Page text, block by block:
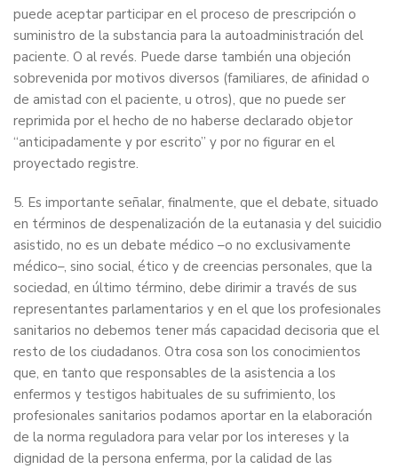
puede aceptar participar en el proceso de prescripción o
suministro de la substancia para la autoadministración del
paciente. O al revés. Puede darse también una objeción
sobrevenida por motivos diversos (familiares, de afinidad o
de amistad con el paciente, u otros), que no puede ser
reprimida por el hecho de no haberse declarado objetor
“anticipadamente y por escrito” y por no figurar en el
proyectado registre.
5. Es importante señalar, finalmente, que el debate, situado
en términos de despenalización de la eutanasia y del suicidio
asistido, no es un debate médico –o no exclusivamente
médico–, sino social, ético y de creencias personales, que la
sociedad, en último término, debe dirimir a través de sus
representantes parlamentarios y en el que los profesionales
sanitarios no debemos tener más capacidad decisoria que el
resto de los ciudadanos. Otra cosa son los conocimientos
que, en tanto que responsables de la asistencia a los
enfermos y testigos habituales de su sufrimiento, los
profesionales sanitarios podamos aportar en la elaboración
de la norma reguladora para velar por los intereses y la
dignidad de la persona enferma, por la calidad de las